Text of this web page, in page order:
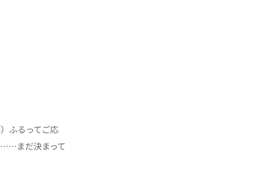
ふるってご応
……まだ決まって